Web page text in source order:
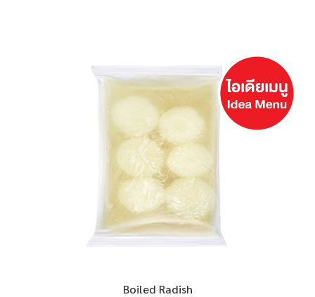
Boiled Radish